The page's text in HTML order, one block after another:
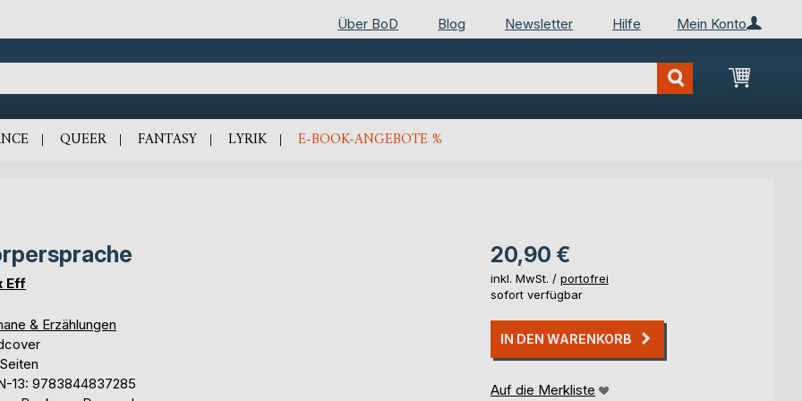
Mein Konto
Über BoD Blog Newsletter Hilfe
Mein
QUEER FANTASY LYRIK E-BOOK-ANGEBOTE %
Eff
& Erzählungen
13: 9783844837285
20,90 €
inkl. MwSt. / portofrei
sofort verfügbar
IN DEN WARENKORB
Auf die Merkliste